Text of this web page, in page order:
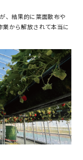
、結果的に葉面散布や
から解放されて本当に